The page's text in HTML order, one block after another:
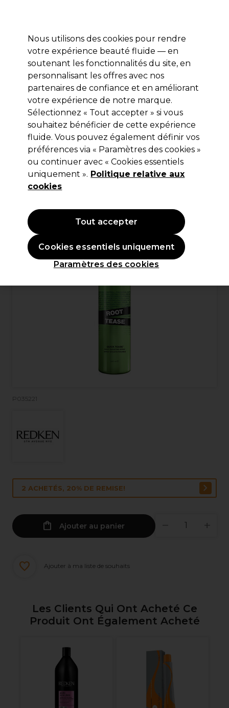
Se connecter
Marques Bons plans Coiffure Electro et Matériel
Livraison et délais
lire la suite
Redken
Redken Spray Soulève-racines 250ml
0 )
15,50 €Hors TVA(TARIF PROFESSIONNEL)
18,60 €TVA incluse)
OFFRE
P035221
2 ACHETÉS, 20% DE REMISE!
Ajouter au panier
Ajouter à ma liste de souhaits
Les Clients Qui Ont Acheté Ce
Produit Ont Également Acheté
Nous utilisons des cookies pour rendre
votre expérience beauté fluide — en
soutenant les fonctionnalités du site, en
personnalisant les offres avec nos
partenaires de confiance et en améliorant
votre expérience de notre marque.
Sélectionnez « Tout accepter » si vous
souhaitez bénéficier de cette expérience
fluide. Vous pouvez également définir vos
préférences via « Paramètres des cookies »
ou continuer avec « Cookies essentiels
uniquement ». Politique relative aux
cookies
Paramètres des cookies
Cookies essentiels uniquement
Tout accepter